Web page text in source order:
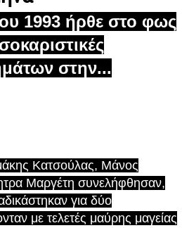
1993 ήρθε στο φως
στην...
Κατσούλας, Μάνος
Μαργέτη συνελήφθησαν,
για δύο
με τελετές μαύρης μαγείας